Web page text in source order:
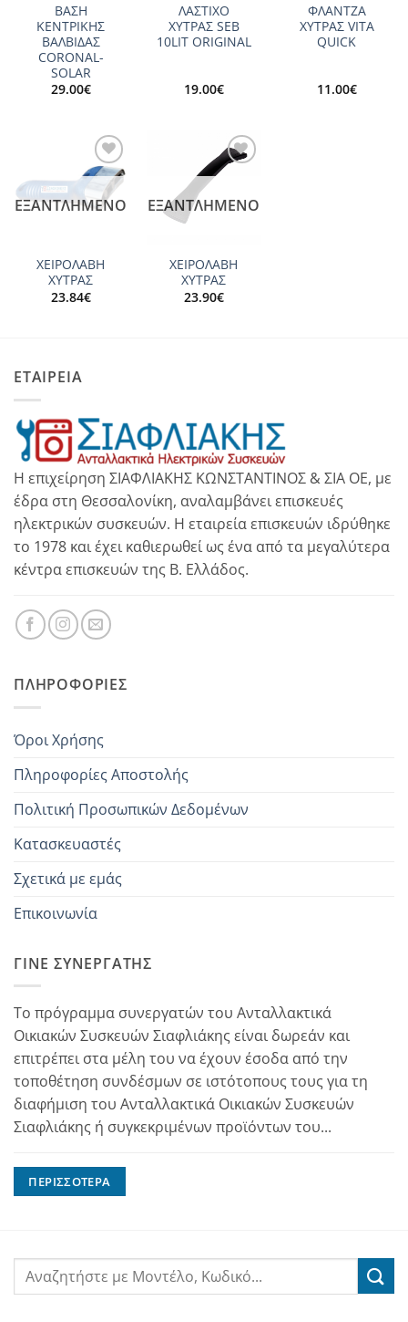
ΒΑΣΗ
ΚΕΝΤΡΙΚΗΣ
ΒΑΛΒΙΔΑΣ
CORONAL-
SOLAR
29.00€
ΛΑΣΤΙΧΟ
ΧΥΤΡΑΣ SEΒ
10LIT ORIGINAL
19.00€
ΦΛΑΝΤΖΑ
ΧΥΤΡΑΣ VITA
QUICK
11.00€
Add to
wishlist
ΕΞΑΝΤΛΗΜΈΝΟ
ΧΕΙΡΟΛΑΒΗ
ΧΥΤΡΑΣ
23.84€
Add to
ΕΞΑΝΤΛΗΜΈΝΟ
ΧΕΙΡΟΛΑΒΗ
ΧΥΤΡΑΣ
23.90€
ΕΤΑΙΡΕΙΑ
Η επιχείρηση ΣΙΑΦΛΙΑΚΗΣ ΚΩΝΣΤΑΝΤΙΝΟΣ & ΣΙΑ ΟΕ, με
έδρα στη Θεσσαλονίκη, αναλαμβάνει επισκευές
ηλεκτρικών συσκευών. Η εταιρεία επισκευών ιδρύθηκε
το 1978 και έχει καθιερωθεί ως ένα από τα μεγαλύτερα
κέντρα επισκευών της Β. Ελλάδος.
ΠΛΗΡΟΦΟΡΊΕΣ
Όροι Χρήσης
Πληροφορίες Αποστολής
Πολιτική Προσωπικών Δεδομένων
Κατασκευαστές
Σχετικά με εμάς
Επικοινωνία
ΓΊΝΕ ΣΥΝΕΡΓΆΤΗΣ
Το πρόγραμμα συνεργατών του Ανταλλακτικά
Οικιακών Συσκευών Σιαφλιάκης είναι δωρεάν και
επιτρέπει στα μέλη του να έχουν έσοδα από την
τοποθέτηση συνδέσμων σε ιστότοπους τους για τη
διαφήμιση του Ανταλλακτικά Οικιακών Συσκευών
Σιαφλιάκης ή συγκεκριμένων προϊόντων του...
ΠΕΡΙΣΣΌΤΕΡΑ